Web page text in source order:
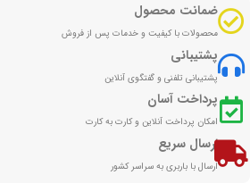
ضمانت محصول
محصولات با کیفیت و خدمات پس از فروش
پشتیبانی
پشتیبانی تلفنی و گفتگوی آنلاین
پرداخت آسان
امکان پرداخت آنلاین و کارت به کارت
ارسال سریع
ارسال با باربری به سراسر کشور